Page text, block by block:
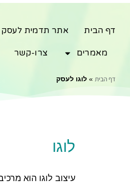
דף הבית אתר תדמית לעסק
מאמרים צרו-קשר
דף הבית » לוגו לעסק
לוגו
עיצוב לוגו הוא